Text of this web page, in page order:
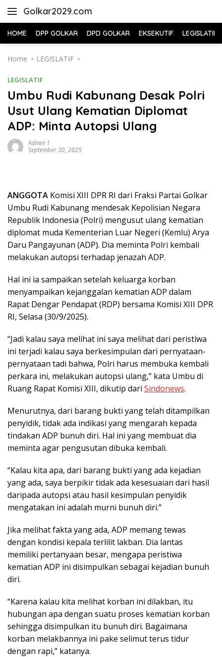
Golkar2029.com
HOME DPP GOLKAR DPD GOLKAR EKSEKUTIF LEGISLATIF
Home LEGISLATIF
LEGISLATIF
Umbu Rudi Kabunang Desak Polri
Usut Ulang Kematian Diplomat
ADP: Minta Autopsi Ulang
Admin 1
September 30, 2025
ANGGOTA Komisi XIII DPR RI dari Fraksi Partai Golkar
Umbu Rudi Kabunang mendesak Kepolisian Negara
Republik Indonesia (Polri) mengusut ulang kematian
diplomat muda Kementerian Luar Negeri (Kemlu) Arya
Daru Pangayunan (ADP). Dia meminta Polri kembali
melakukan autopsi terhadap jenazah ADP.
Hal ini ia sampaikan setelah keluarga korban
menyampaikan kejanggalan kematian ADP dalam
Rapat Dengar Pendapat (RDP) bersama Komisi XIII DPR
RI, Selasa (30/9/2025).
“Jadi kalau saya melihat ini saya melihat dari peristiwa
ini terjadi kalau saya berkesimpulan dari pernyataan-
pernyataan tadi bahwa, Polri harus membuka kembali
perkara ini, melakukan autopsi ulang,” kata Umbu di
Ruang Rapat Komisi XIII, dikutip dari Sindonews.
Menurutnya, dari barang bukti yang telah ditampilkan
penyidik, tidak ada indikasi yang mengarah kepada
tindakan ADP bunuh diri. Hal ini yang membuat dia
meminta agar pengusutan dibuka kembali.
“Kalau kita apa, dari barang bukti yang ada kejadian
yang ada, saya berpikir tidak ada kesesuaian dari hasil
daripada autopsi atau hasil kesimpulan penyidik
mengatakan ini adalah murni bunuh diri.”
Jika melihat fakta yang ada, ADP memang tewas
dengan kondisi kepala terlilit lakban. Dia lantas
memiliki pertanyaan besar, mengapa peristiwa
kematian ADP ini disimpulkan sebagai kejadian bunuh
diri.
“Karena kalau kita melihat korban ini dilakban, itu
hubungan apa dengan suatu proses kematian korban
sehingga disimpulkan itu bunuh diri. Bagaimana
korban melakbannya ini pake selimut terus tidur
dengan rapi,” katanya.